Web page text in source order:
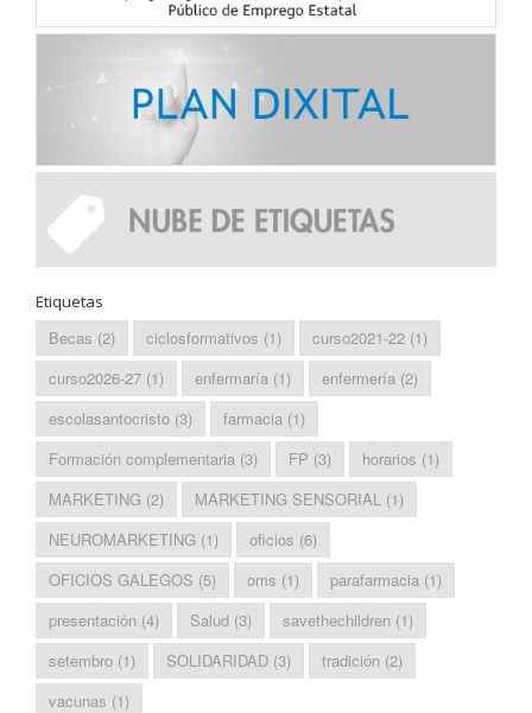
Etiquetas
Becas (2) ciclosformativos (1) curso2021-22 (1)
curso2026-27 (1) enfermaría (1) enfermería (2)
escolasantocristo (3) farmacia (1)
Formación complementaria (3) FP (3) horarios (1)
MARKETING (2) MARKETING SENSORIAL (1)
NEUROMARKETING (1) oficios (6)
OFICIOS GALEGOS (5) oms (1) parafarmacia (1)
presentación (4) Salud (3) savethechildren (1)
setembro (1) SOLIDARIDAD (3) tradición (2)
vacunas (1)